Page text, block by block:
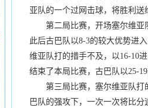
亚队的一个过网击球，将胜利送
第二局比赛，开场塞尔维亚队
此后古巴队以8-3的较大优势进
维亚队打的措手不及，以16-10
结束了本局比赛，古巴队以25-19
第三局比赛，塞尔维亚队打
巴队的强攻下，一次一次将比分